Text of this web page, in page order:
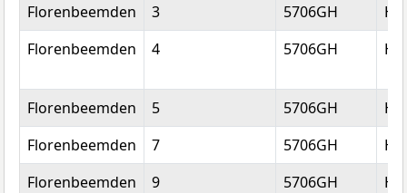
Florenbeemden 3 5706GH
Florenbeemden
4 5706GH
Florenbeemden 5 5706GH
Florenbeemden
7 5706GH
Florenbeemden
9 5706GH